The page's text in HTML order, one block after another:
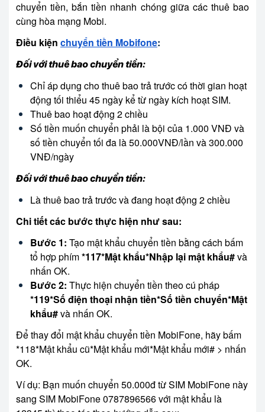
chuyển tiền, bắn tiền nhanh chóng giữa các thuê bao
cùng hòa mạng Mobi.
Điều kiện chuyển tiền Mobifone:
Đối với thuê bao chuyển tiền:
Chỉ áp dụng cho thuê bao trả trước có thời gian hoạt
động tối thiểu 45 ngày kể từ ngày kích hoạt SIM.
Thuê bao hoạt động 2 chiều
Số tiền muốn chuyển phải là bội của 1.000 VNĐ và
số tiền chuyển tối đa là 50.000VNĐ/lần và 300.000
VNĐ/ngày
Đối với thuê bao chuyển tiền:
Là thuê bao trả trước và đang hoạt động 2 chiều
Chi tiết các bước thực hiện như sau:
Bước 1: Tạo mật khẩu chuyển tiền bằng cách bấm
tổ hợp phím*117*Mật khẩu*Nhập lại mật khẩu#và
nhấn OK.
Bước 2: Thực hiện chuyển tiền theo cú pháp
*119*Số điện thoại nhận tiền*Số tiền chuyển*Mật
khẩu#và nhấn OK.
Để thay đổi mật khẩu chuyển tiền MobiFone, hãy bấm
*118*Mật khẩu cũ*Mật khẩu mới*Mật khẩu mới# > nhấn
OK.
Ví dụ: Bạn muốn chuyển 50.000đ từ SIM MobiFone này
sang SIM MobiFone 0787896566 với mật khẩu là